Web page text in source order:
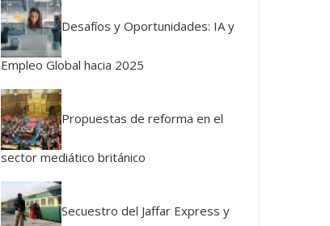
Desafíos y Oportunidades: IA y
Empleo Global hacia 2025
Propuestas de reforma en el
sector mediático británico
Secuestro del Jaffar Express y